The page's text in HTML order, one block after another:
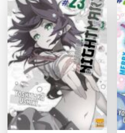
Ajouter
à la
wishlist